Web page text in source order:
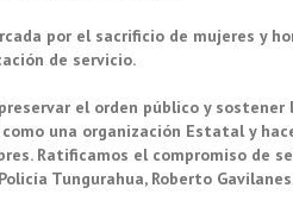
por el sacrificio de mujeres y
de servicio.
el orden público y
una organización Estatal y
Ratificamos el compromiso de
Tungurahua, Roberto